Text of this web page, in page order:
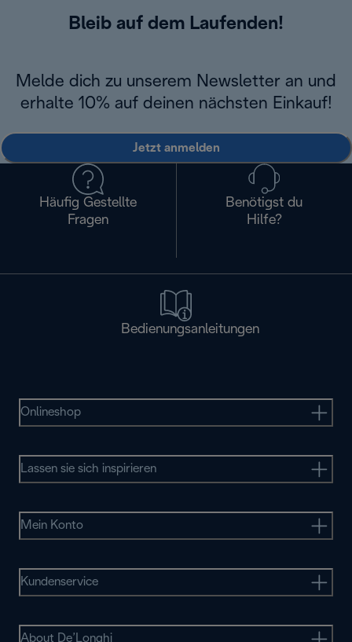
Bleib auf dem Laufenden!
Melde dich zu unserem Newsletter an und
erhalte 10% auf deinen nächsten Einkauf!
Jetzt anmelden
Häufig Gestellte
Fragen
Benötigst du
Hilfe?
Bedienungsanleitungen
Onlineshop
Lassen sie sich inspirieren
Mein Konto
Kundenservice
About De’Longhi